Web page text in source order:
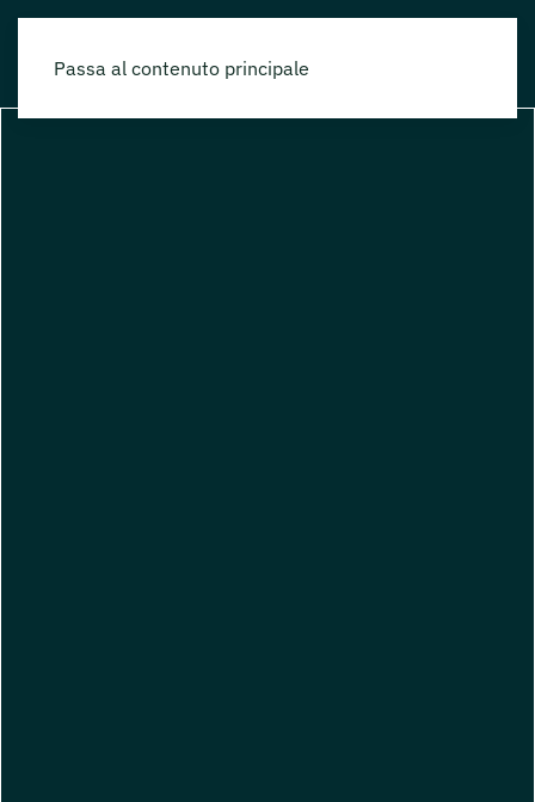
Passa al contenuto principale